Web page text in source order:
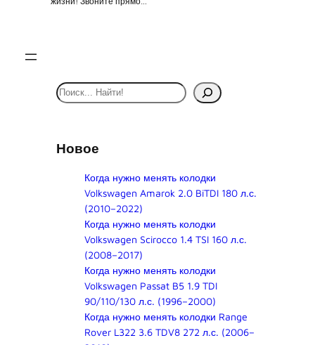
S
e
c
Новое
Когда нужно менять колодки
Volkswagen Amarok 2.0 BiTDI 180 л.с.
(2010–2022)
Когда нужно менять колодки
Volkswagen Scirocco 1.4 TSI 160 л.с.
(2008–2017)
Когда нужно менять колодки
Volkswagen Passat B5 1.9 TDI
90/110/130 л.с. (1996–2000)
Когда нужно менять колодки Range
Rover L322 3.6 TDV8 272 л.с. (2006–